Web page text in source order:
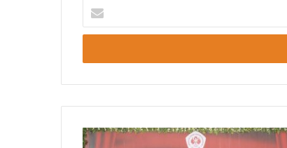
Email
Anda